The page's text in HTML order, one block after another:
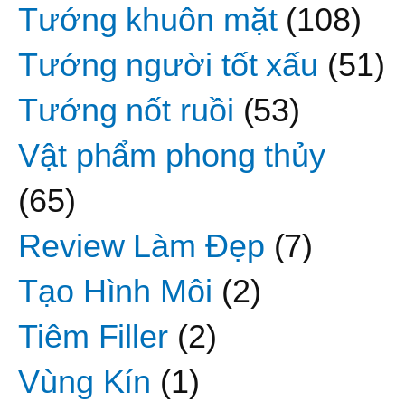
Tướng khuôn mặt(108)
Tướng người tốt xấu (51)
Tướng nốt ruồi (53)
Vật phẩm phong thủy
(65)
Review Làm Đẹp (7)
Tạo Hình Môi (2)
Tiêm Filler(2)
Vùng Kín (1)